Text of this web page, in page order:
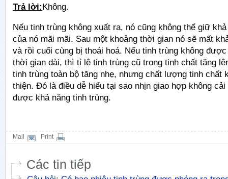
Trả lời:Không.
Nếu tinh trùng không xuất ra, nó cũng không thể giữ
của nó mãi mãi. Sau một khoảng thời gian nó sẽ mất
và rồi cuối cùng bị thoái hoá. Nếu tinh trùng không
thời gian dài, thì tỉ lệ tinh trùng cũ trong tinh chất tăng
tinh trùng toàn bộ tăng nhẹ, nhưng chất lượng tinh chất
thiện. Đó là điều dễ hiểu tại sao nhịn giao hợp không
được khả năng tinh trùng.
Mail Print
Các tin tiếp